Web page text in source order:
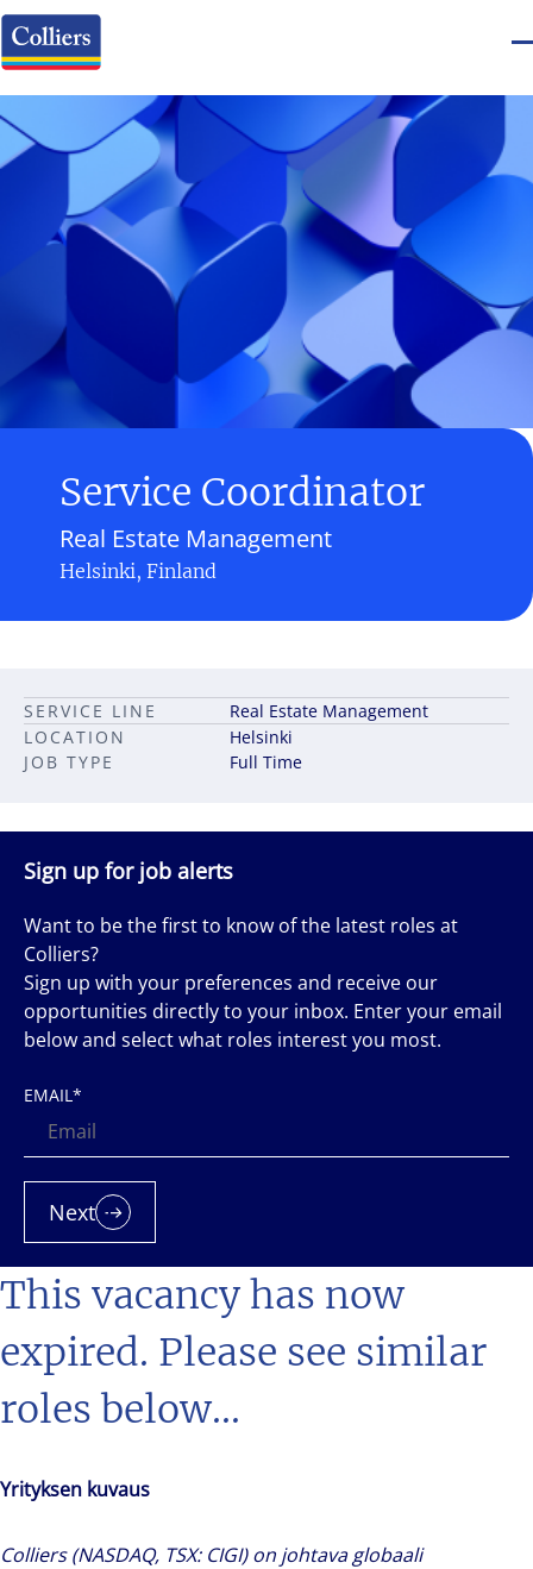
Service Coordinator
Real Estate Management
Helsinki, Finland
This vacancy has now
expired. Please see similar
roles below...
Yrityksen kuvaus
Colliers (NASDAQ, TSX: CIGI) on johtava globaali
JOB TYPE Full Time
SERVICE LINE
Real Estate Management
LOCATION
Helsinki
Sign up for job alerts
Want to be the first to know of the latest roles at
Colliers?
Sign up with your preferences and receive our
opportunities directly to your inbox. Enter your email
below and select what roles interest you most.
EMAIL*
Next